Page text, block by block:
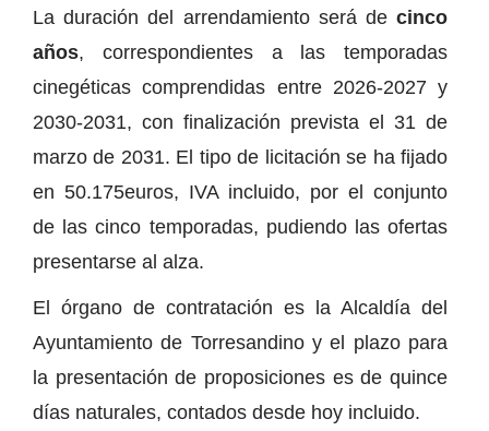
La duración del arrendamiento será decinco
años, correspondientes a las temporadas
cinegéticas comprendidas entre 2026-2027 y
2030-2031, con finalización prevista el 31 de
marzo de 2031. El tipo de licitación se ha fijado
en 50.175euros, IVA incluido, por el conjunto
de las cinco temporadas, pudiendo las ofertas
presentarse al alza.
El órgano de contratación es la Alcaldía del
Ayuntamiento de Torresandino y el plazo para
la presentación de proposiciones es de quince
días naturales, contados desde hoy incluido.